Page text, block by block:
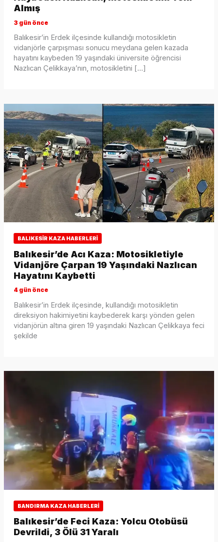
Almış
3 gün önce
Balıkesir’in Erdek ilçesinde kullandığı motosikletin
vidanjörle çarpışması sonucu meydana gelen kazada
hayatını kaybeden 19 yaşındaki üniversite öğrencisi
Nazlıcan Çelikkaya’nın, motosikletini […]
BALIKESIR KAZA HABERLERI
Balıkesir’de Acı Kaza: Motosikletiyle
Vidanjöre Çarpan 19 Yaşındaki Nazlıcan
Hayatını Kaybetti
4 gün önce
Balıkesir’in Erdek ilçesinde, kullandığı motosikletin
direksiyon hakimiyetini kaybederek karşı yönden gelen
vidanjörün altına giren 19 yaşındaki Nazlıcan Çelikkaya feci
şekilde
BANDIRMA KAZA HABERLERI
Balıkesir’de Feci Kaza: Yolcu Otobüsü
Devrildi, 3 Ölü 31 Yaralı